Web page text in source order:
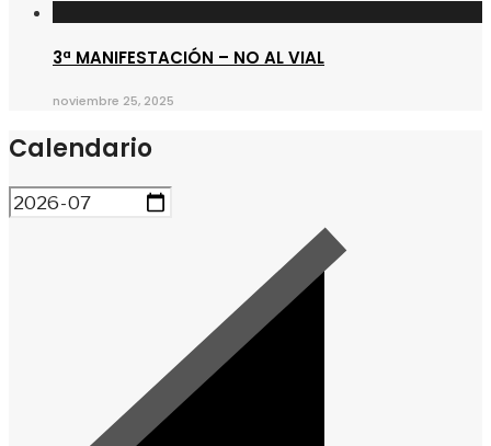
3ª MANIFESTACIÓN – NO AL VIAL
noviembre 25, 2025
Calendario